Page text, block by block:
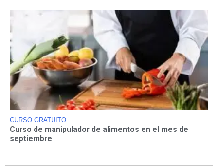
CURSO GRATUITO
Curso de manipulador de alimentos en el mes de
septiembre